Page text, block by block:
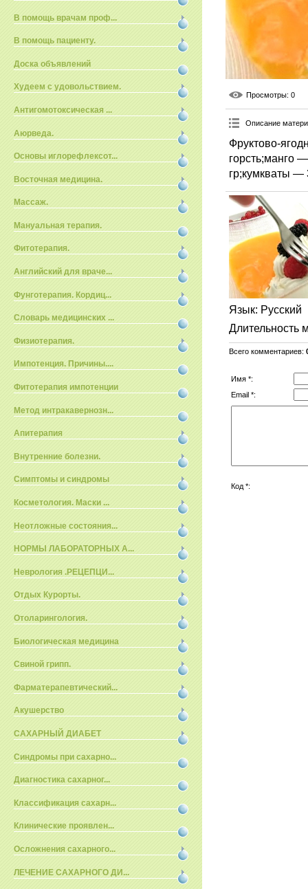
В помощь врачам проф...
В помощь пациенту.
Доска объявлений
Худеем с удовольствием.
Антигомотоксическая ...
Аюрведа.
Основы иглорефлексот...
Восточная медицина.
Массаж.
Мануальная терапия.
Фитотерапия.
Английский для враче...
Фунготерапия. Кордиц...
Словарь медицинских ...
Физиотерапия.
Импотенция. Причины....
Фитотерапия импотенции
Метод интракавернозн...
Апитерапия
Внутренние болезни.
Симптомы и синдромы
Косметология. Маски ...
Неотложные состояния...
НОРМЫ ЛАБОРАТОРНЫХ А...
Неврология .РЕЦЕПЦИ...
Отдых Курорты.
Отоларингология.
Биологическая медицина
Свиной грипп.
Фарматерапевтический...
Акушерство
САХАРНЫЙ ДИАБЕТ
Синдромы при сахарно...
Диагностика сахарног...
Классификация сахарн...
Клинические проявлен...
Осложнения сахарного...
ЛЕЧЕНИЕ САХАРНОГО ДИ...
Просмотры: 0
Описание
Фруктово-
горсть;манго
гр;кумкваты —
Язык: Русский
Длительность
Всего комментариев:
Имя *:
Email *:
Код *: